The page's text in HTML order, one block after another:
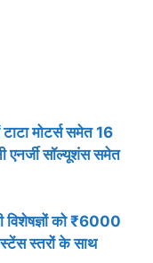
मोटर्स समेत 16
एनर्जी सॉल्यूशंस समेत
विशेषज्ञों को ₹6000
स्तरों के साथ